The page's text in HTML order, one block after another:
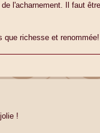
l'acharnement. Il faut
que richesse et
!